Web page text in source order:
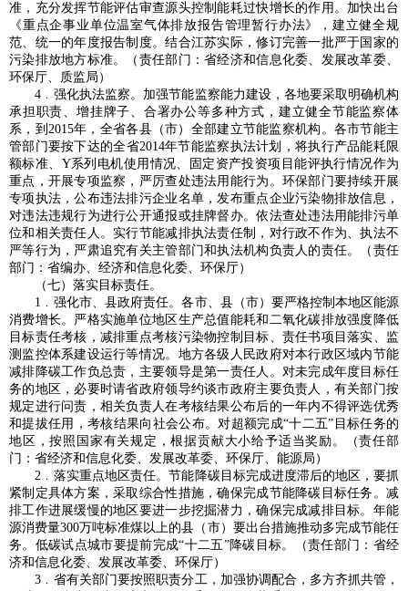
准，充分发挥节能评估审查源头控制能耗过快增长的作用。加快出台
《重点企事业单位温室气体排放报告管理暂行办法》，建立健全规
范、统一的年度报告制度。结合江苏实际，修订完善一批严于国家的
污染排放地方标准。（责任部门：省经济和信息化委、发展改革委、
环保厅、质监局）
4﹒强化执法监察。加强节能监察能力建设，各地要采取明确机构
承担职责、增挂牌子、合署办公等多种方式，建立健全节能监察体
系，到2015年，全省各县（市）全部建立节能监察机构。各市节能主
管部门要按下达的全省2014年节能监察执法计划，将执行产品能耗限
额标准、Y系列电机使用情况、固定资产投资项目能评执行情况作为
重点，开展专项监察，严厉查处违法用能行为。环保部门要持续开展
专项执法，公布违法排污企业名单，发布重点企业污染物排放信息，
对违法违规行为进行公开通报或挂牌督办。依法查处违法用能排污单
位和相关责任人。实行节能减排执法责任制，对行政不作为、执法不
严等行为，严肃追究有关主管部门和执法机构负责人的责任。（责任
部门：省编办、经济和信息化委、环保厅）
（七）落实目标责任。
1﹒强化市、县政府责任。各市、县（市）要严格控制本地区能源
消费增长。严格实施单位地区生产总值能耗和二氧化碳排放强度降低
目标责任考核，减排重点考核污染物控制目标、责任书项目落实、监
测监控体系建设运行等情况。地方各级人民政府对本行政区域内节能
减排降碳工作负总责，主要领导是第一责任人。对未完成年度目标任
务的地区，必要时请省政府领导约谈市政府主要负责人，有关部门按
规定进行问责，相关负责人在考核结果公布后的一年内不得评选优秀
和提拔任用，考核结果向社会公布。对超额完成“十二五”目标任务的
地区，按照国家有关规定，根据贡献大小给予适当奖励。（责任部
门：省经济和信息化委、发展改革委、环保厅、能源局）
2﹒落实重点地区责任。节能降碳目标完成进度滞后的地区，要抓
紧制定具体方案，采取综合性措施，确保完成节能降碳目标任务。减
排工作进展缓慢的地区要进一步挖掘潜力，确保完成减排目标。年能
源消费量300万吨标准煤以上的县（市）要出台措施推动多完成节能任
务。低碳试点城市要提前完成“十二五”降碳目标。（责任部门：省经
济和信息化委、发展改革委、环保厅）
3﹒省有关部门要按照职责分工，加强协调配合，多方齐抓共管，